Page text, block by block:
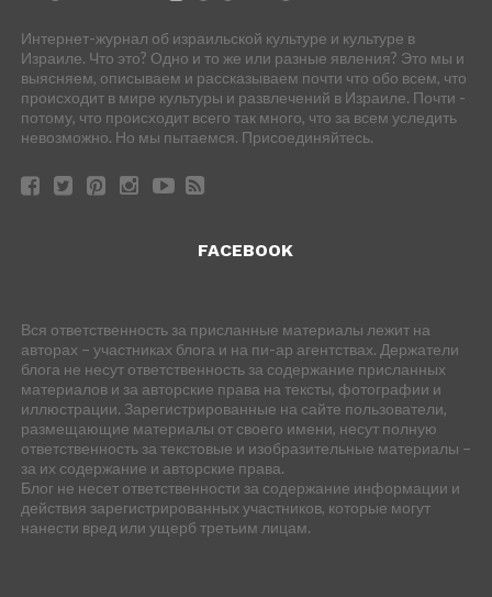
Интернет-журнал об израильской культуре и культуре в
Израиле. Что это? Одно и то же или разные явления? Это мы и
выясняем, описываем и рассказываем почти что обо всем, что
происходит в мире культуры и развлечений в Израиле. Почти -
потому, что происходит всего так много, что за всем уследить
невозможно. Но мы пытаемся. Присоединяйтесь.
FACEBOOK
Вся ответственность за присланные материалы лежит на
авторах – участниках блога и на пи-ар агентствах. Держатели
блога не несут ответственность за содержание присланных
материалов и за авторские права на тексты, фотографии и
иллюстрации. Зарегистрированные на сайте пользователи,
размещающие материалы от своего имени, несут полную
ответственность за текстовые и изобразительные материалы –
за их содержание и авторские права.
Блог не несет ответственности за содержание информации и
действия зарегистрированных участников, которые могут
нанести вред или ущерб третьим лицам.